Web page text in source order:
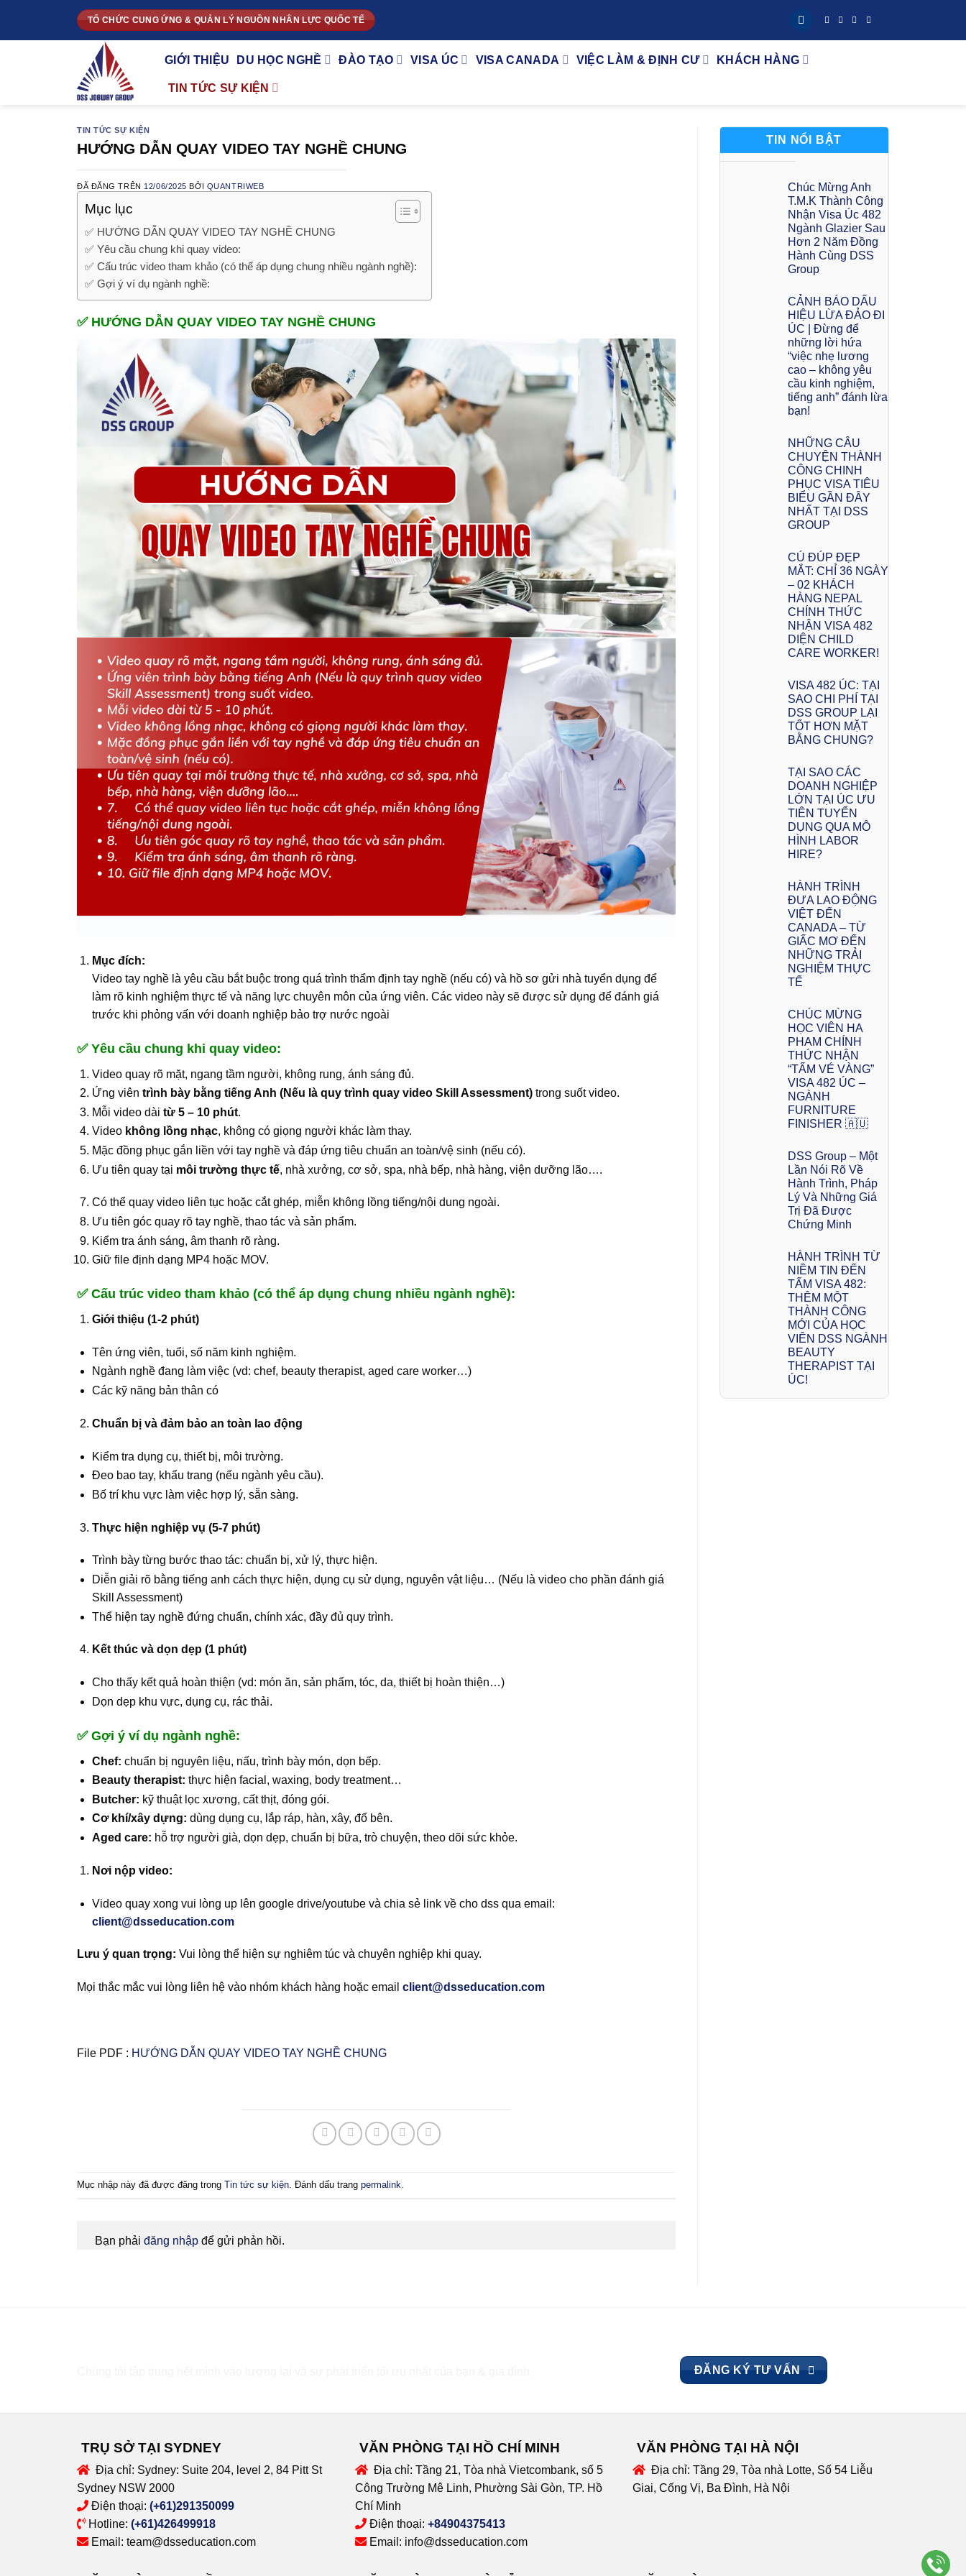
nội
TỔ CHỨC CUNG ỨNG & QUẢN LÝ NGUỒN NHÂN LỰC QUỐC TẾ
GIỚI THIỆU DU HỌC NGHỀ ĐÀO TẠO VISA ÚC VISA CANADA VIỆC LÀM & ĐỊNH CƯ KHÁCH HÀNG
TIN TỨC SỰ KIỆN
TIN TỨC SỰ KIỆN
HƯỚNG DẪN QUAY VIDEO TAY NGHỀ CHUNG
ĐÃ ĐĂNG TRÊN 12/06/2025 BỞI QUANTRIWEB
Mục lục
✅ HƯỚNG DẪN QUAY VIDEO TAY NGHỀ CHUNG
✅ Yêu cầu chung khi quay video:
✅ Cấu trúc video tham khảo (có thể áp dụng chung nhiều ngành nghề):
✅ Gợi ý ví dụ ngành nghề:
✅ HƯỚNG DẪN QUAY VIDEO TAY NGHỀ CHUNG
Mục đích:
Video tay nghề là yêu cầu bắt buộc trong quá trình thẩm định tay nghề (nếu có) và hồ sơ gửi nhà tuyển dụng để
làm rõ kinh nghiệm thực tế và năng lực chuyên môn của ứng viên. Các video này sẽ được sử dụng để đánh giá
trước khi phỏng vấn với doanh nghiệp bảo trợ nước ngoài
✅ Yêu cầu chung khi quay video:
Video quay rõ mặt, ngang tầm người, không rung, ánh sáng đủ.
Ứng viên trình bày bằng tiếng Anh (Nếu là quy trình quay video Skill Assessment) trong suốt video.
Mỗi video dài từ 5– 10 phút.
Video không lồng nhạc, không có giọng người khác làm thay.
Mặc đồng phục gắn liền với tay nghề và đáp ứng tiêu chuẩn an toàn/vệ sinh (nếu có).
Ưu tiên quay tại môi trường thực tế, nhà xưởng, cơ sở, spa, nhà bếp, nhà hàng, viện dưỡng lão….
Có thể quay video liên tục hoặc cắt ghép, miễn không lồng tiếng/nội dung ngoài.
Ưu tiên góc quay rõ tay nghề, thao tác và sản phẩm.
Kiểm tra ánh sáng, âm thanh rõ ràng.
Giữ file định dạng MP4 hoặc MOV.
✅ Cấu trúc video tham khảo (có thể áp dụng chung nhiều ngành nghề):
Giới thiệu (1-2 phút)
Tên ứng viên, tuổi, số năm kinh nghiệm.
Ngành nghề đang làm việc (vd: chef, beauty therapist, aged care worker…)
Các kỹ năng bản thân có
Chuẩn bị và đảm bảo an toàn lao động
Kiểm tra dụng cụ, thiết bị, môi trường.
Đeo bao tay, khẩu trang (nếu ngành yêu cầu).
Bố trí khu vực làm việc hợp lý, sẵn sàng.
Thực hiện nghiệp vụ (5-7 phút)
Trình bày từng bước thao tác: chuẩn bị, xử lý, thực hiện.
Diễn giải rõ bằng tiếng anh cách thực hiện, dụng cụ sử dụng, nguyên vật liệu… (Nếu là video cho phần đánh giá
Skill Assessment)
Thể hiện tay nghề đứng chuẩn, chính xác, đầy đủ quy trình.
Kết thúc và dọn dẹp (1 phút)
Cho thấy kết quả hoàn thiện (vd: món ăn, sản phẩm, tóc, da, thiết bị hoàn thiện…)
Dọn dẹp khu vực, dụng cụ, rác thải.
✅ Gợi ý ví dụ ngành nghề:
Chef: chuẩn bị nguyên liệu, nấu, trình bày món, dọn bếp.
Beauty therapist: thực hiện facial, waxing, body treatment…
Butcher: kỹ thuật lọc xương, cất thịt, đóng gói.
Cơ khí/xây dựng: dùng dụng cụ, lắp ráp, hàn, xây, đổ bên.
Aged care: hỗ trợ người già, dọn dẹp, chuẩn bị bữa, trò chuyện, theo dõi sức khỏe.
Nơi nộp video:
Video quay xong vui lòng up lên google drive/youtube và chia sẻ link về cho dss qua email:
client@dsseducation.com
Lưu ý quan trọng: Vui lòng thể hiện sự nghiêm túc và chuyên nghiệp khi quay.
Mọi thắc mắc vui lòng liên hệ vào nhóm khách hàng hoặc email client@dsseducation.com
File PDF : HƯỚNG DẪN QUAY VIDEO TAY NGHỀ CHUNG
Mục nhập này đã được đăng trong Tin tức sự kiện . Đánh dấu trang permalink
Bạn phải đăng nhập để gửi phản hồi.
TIN NỔI BẬT
Chúc Mừng Anh
T.M.K Thành Công
Nhận Visa Úc 482
Ngành Glazier Sau
Hơn 2 Năm Đồng
Hành Cùng DSS
Group
CẢNH BÁO DẤU
HIỆU LỪA ĐẢO ĐI
ÚC | Đừng để
những lời hứa
“việc nhẹ lương
cao – không yêu
cầu kinh nghiệm,
tiếng anh” đánh lừa
bạn!
NHỮNG CÂU
CHUYỆN THÀNH
CÔNG CHINH
PHỤC VISA TIÊU
BIỂU GẦN ĐÂY
NHẤT TẠI DSS
GROUP
CÚ ĐÚP ĐẸP
MẮT: CHỈ 36 NGÀY
– 02 KHÁCH
HÀNG NEPAL
CHÍNH THỨC
NHẬN VISA 482
DIỆN CHILD
CARE WORKER!
VISA 482 ÚC: TẠI
SAO CHI PHÍ TẠI
DSS GROUP LẠI
TỐT HƠN MẶT
BẰNG CHUNG?
TẠI SAO CÁC
DOANH NGHIỆP
LỚN TẠI ÚC ƯU
TIÊN TUYỂN
DỤNG QUA MÔ
HÌNH LABOR
HIRE?
HÀNH TRÌNH
ĐƯA LAO ĐỘNG
VIỆT ĐẾN
CANADA – TỪ
GIẤC MƠ ĐẾN
NHỮNG TRẢI
NGHIỆM THỰC
TẾ
CHÚC MỪNG
HỌC VIÊN HA
PHAM CHÍNH
THỨC NHẬN
“TẤM VÉ VÀNG”
VISA 482 ÚC –
NGÀNH
FURNITURE
FINISHER 🇦🇺
DSS Group – Một
Lần Nói Rõ Về
Hành Trình, Pháp
Lý Và Những Giá
Trị Đã Được
Chứng Minh
HÀNH TRÌNH TỪ
NIỀM TIN ĐẾN
TẤM VISA 482:
THÊM MỘT
THÀNH CÔNG
MỚI CỦA HỌC
VIÊN DSS NGÀNH
BEAUTY
THERAPIST TẠI
ÚC!
ĐĂNG KÝ TƯ VẤN
TRỤ SỞ TẠI SYDNEY
Địa chỉ: Sydney: Suite 204, level 2, 84 Pitt St
Sydney NSW 2000
Điện thoại: (+61)291350099
Hotline: (+61)426499918
Email: team@dsseducation.com
VĂN PHÒNG TẠI HỒ CHÍ MINH
Địa chỉ: Tầng 21, Tòa nhà Vietcombank, số 5
Công Trường Mê Linh, Phường Sài Gòn, TP. Hồ
Chí Minh
Điện thoại: +84904375413
Email: info@dsseducation.com
VĂN PHÒNG TẠI HÀ NỘI
Địa chỉ:Tầng 29, Tòa nhà Lotte, Số 54 Liễu
Giai, Cống Vị, Ba Đình, Hà Nội